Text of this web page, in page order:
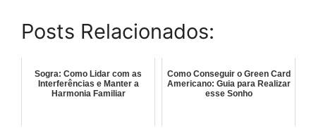
Posts Relacionados:
Sogra: Como Lidar com as
Interferências e Manter a
Harmonia Familiar
Como Conseguir o Green Card
Americano: Guia para Realizar
esse Sonho